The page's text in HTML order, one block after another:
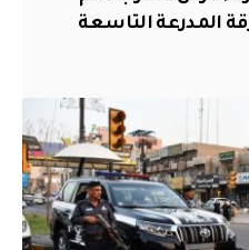
المدرعة التاسعة